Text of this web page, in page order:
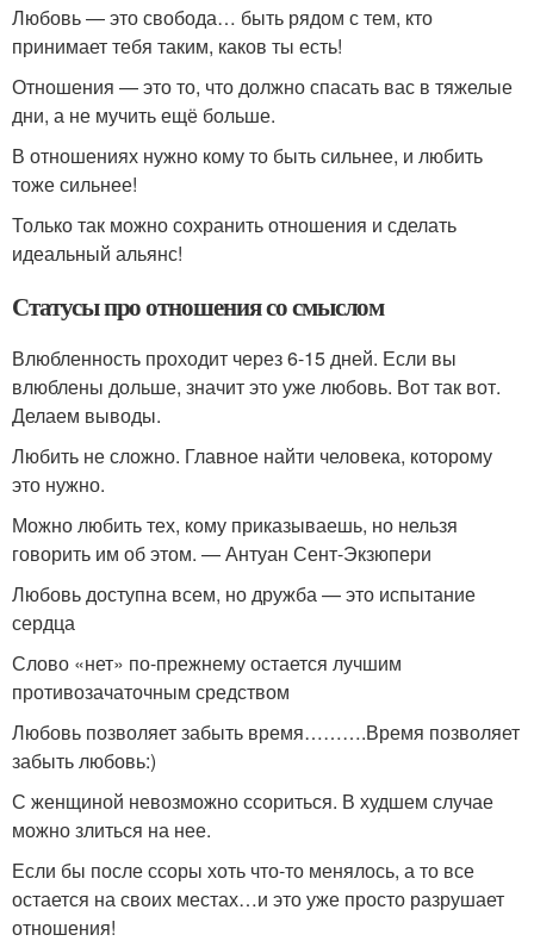
Любовь — это свобода… быть рядом с тем, кто
принимает тебя таким, каков ты есть!
Отношения — это то, что должно спасать вас в тяжелые
дни, а не мучить ещё больше.
В отношениях нужно кому то быть сильнее, и любить
тоже сильнее!
Только так можно сохранить отношения и сделать
идеальный альянс!
Статусы про отношения со смыслом
Влюбленность проходит через 6-15 дней. Если вы
влюблены дольше, значит это уже любовь. Вот так вот.
Делаем выводы.
Любить не сложно. Главное найти человека, которому
это нужно.
Можно любить тех, кому приказываешь, но нельзя
говорить им об этом. — Антуан Сент-Экзюпери
Любовь доступна всем, но дружба — это испытание
сердца
Слово «нет» по-прежнему остается лучшим
противозачаточным средством
Любовь позволяет забыть время……….Время позволяет
забыть любовь:)
С женщиной невозможно ссориться. В худшем случае
можно злиться на нее.
Если бы после ссоры хоть что-то менялось, а то все
остается на своих местах…и это уже просто разрушает
отношения!